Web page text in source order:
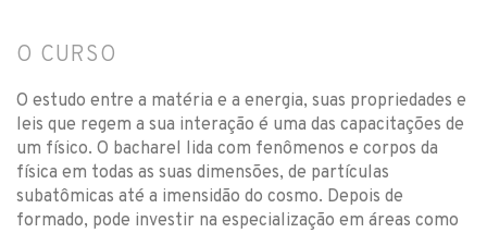
O CURSO
O estudo entre a matéria e a energia, suas propriedades e
leis que regem a sua interação é uma das capacitações de
um físico. O bacharel lida com fenômenos e corpos da
física em todas as suas dimensões, de partículas
subatômicas até a imensidão do cosmo. Depois de
formado, pode investir na especialização em áreas como